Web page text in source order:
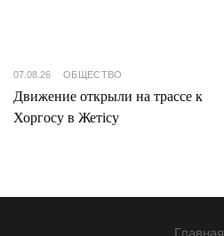
07.08.26 ОБЩЕСТВО
Движение открыли на трассе к
Хоргосу в Жетісу
Главная